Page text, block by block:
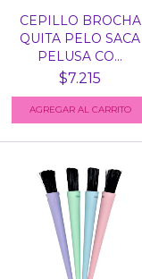
CEPILLO BROCHA
QUITA PELO SACA
PELUSA CO...
$7.215